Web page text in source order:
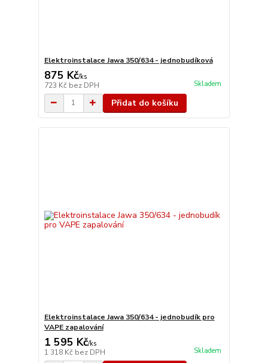
Elektroinstalace Jawa 350/634 - jednobudíková
875 Kč/ks
723 Kč bez DPH Skladem
Přidat do košíku
Elektroinstalace Jawa 350/634 - jednobudík pro
VAPE zapalování
1 595 Kč/ks
1 318 Kč bez DPH Skladem